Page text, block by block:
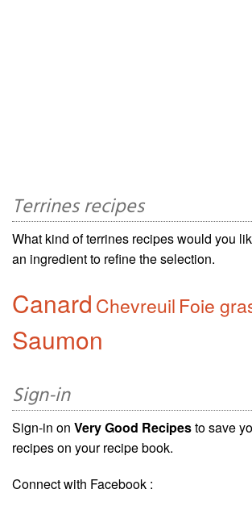
Terrines recipes
What kind of terrines recipes would you
an ingredient to refine the selection.
Canard Chevreuil Foie
Saumon
Sign-in
Sign-in on Very Good Recipesto save
recipes on your recipe book.
Connect with Facebook :